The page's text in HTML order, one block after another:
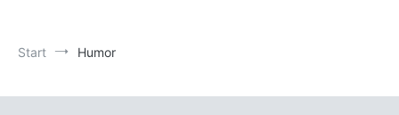
Start Humor